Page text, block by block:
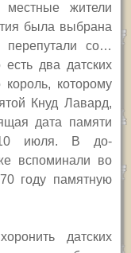
местные жители
была выбрана
со…
два датских
которому
Кнуд Лавард,
дата памяти
10 июля. В до-
вспоминали во
году памятную
датских